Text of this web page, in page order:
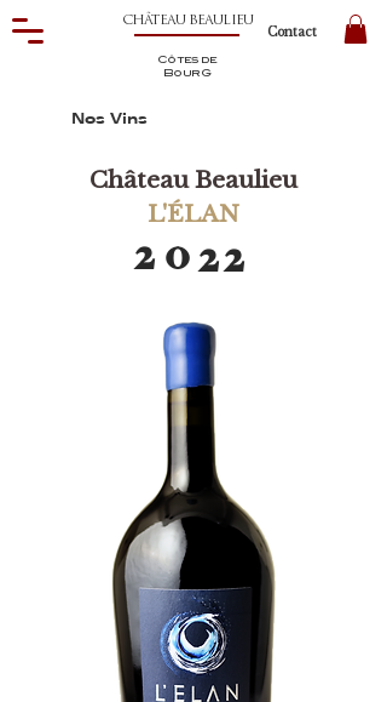
CHÂTEAU BEAULIEU
Contact
Côtes de
BourG
Nos Vins
Château Beaulieu
L'ÉLAN
2
2 0 2